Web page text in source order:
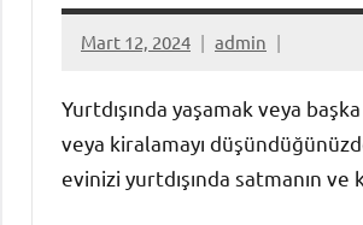
Mart 12, 2024 admin
Yurtdışında yaşamak veya
veya kiralamayı
evinizi yurtdışında satmanın ve